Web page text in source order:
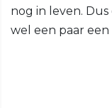
nog in leven.
wel een paar